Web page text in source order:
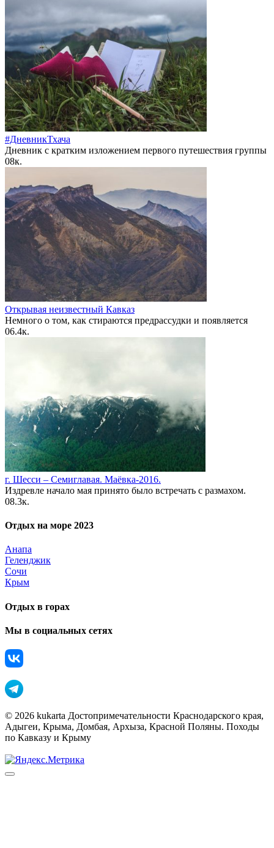
#ДневникТхача
Дневник с кратким изложением первого путешествия группы
08к.
Открывая неизвестный Кавказ
Немного о том, как стираются предрассудки и появляется
06.4к.
г. Шесси – Семиглавая. Маёвка-2016.
Издревле начало мая принято было встречать с размахом.
08.3к.
Отдых на море 2023
Анапа
Геленджик
Сочи
Крым
Отдых в горах
Мы в социальных сетях
© 2026 kukarta Достопримечательности Краснодарского края,
Адыгеи, Крыма, Домбая, Архыза, Красной Поляны. Походы
по Кавказу и Крыму